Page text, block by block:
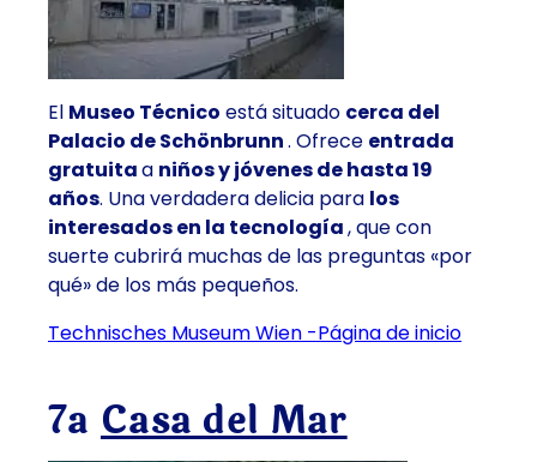
El Museo Técnico está situado cerca del
Palacio de Schönbrunn. Ofrece entrada
gratuitaa niños y jóvenes de hasta 19
años. Una verdadera delicia para los
interesados en la tecnología, que con
suerte cubrirá muchas de las preguntas «por
qué» de los más pequeños.
Technisches Museum Wien -Página de inicio
7ª Casa del Mar